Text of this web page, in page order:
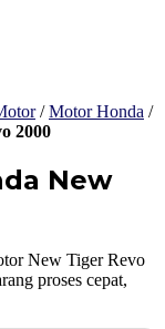
/Motor Honda /
2000
New
New Tiger Revo
proses cepat,